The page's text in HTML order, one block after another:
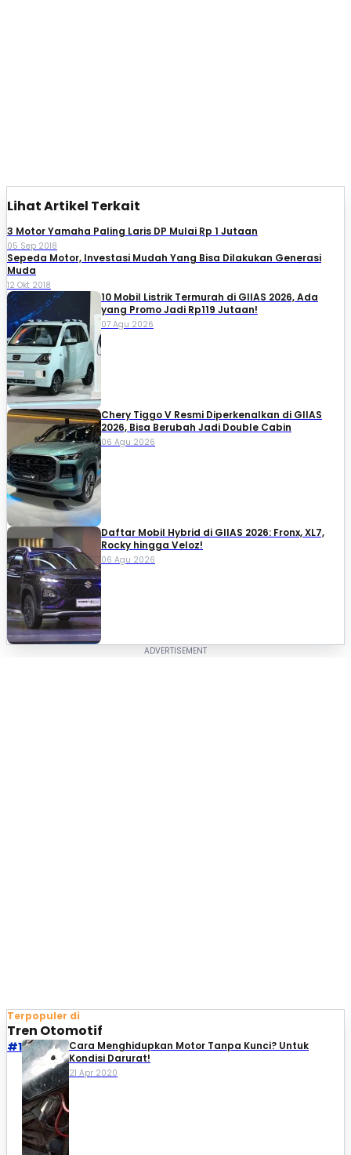
Lihat Artikel Terkait
3 Motor Yamaha Paling Laris DP Mulai Rp 1 Jutaan
05 Sep 2018
Sepeda Motor, Investasi Mudah Yang Bisa Dilakukan Generasi
Muda
12 Okt 2018
10 Mobil Listrik Termurah di GIIAS 2026, Ada
yang Promo Jadi Rp119 Jutaan!
07 Agu 2026
Chery Tiggo V Resmi Diperkenalkan di GIIAS
2026, Bisa Berubah Jadi Double Cabin
06 Agu 2026
Daftar Mobil Hybrid di GIIAS 2026: Fronx, XL7,
Rocky hingga Veloz!
06 Agu 2026
Terpopuler di
Tren Otomotif
#1
Cara Menghidupkan Motor Tanpa Kunci? Untuk
Kondisi Darurat!
21 Apr 2020